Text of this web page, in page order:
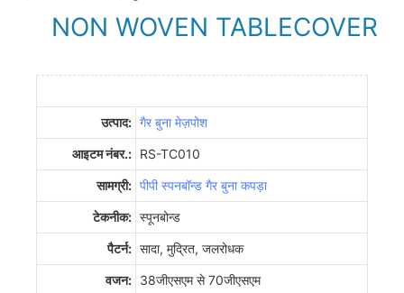
NON WOVEN TABLECOVER
उत्पाद: गैर बुना मेज़पोश
आइटम नंबर.: RS-TC010
सामग्री: पीपी स्पनबॉन्ड गैर बुना कपड़ा
टेकनीक: स्पूनबोन्ड
पैटर्न: सादा, मुद्रित, जलरोधक
वजन: 38जीएसएम से 70जीएसएम